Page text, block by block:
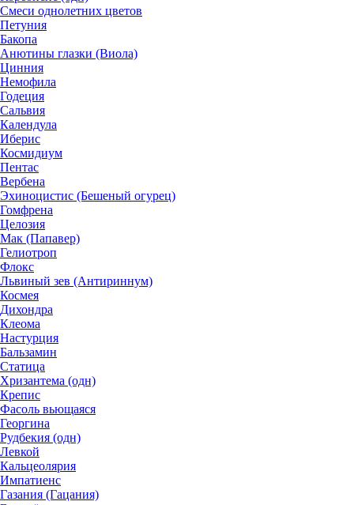
Смеси однолетних цветов
Петуния
Бакопа
Анютины глазки (Виола)
Цинния
Немофила
Годеция
Сальвия
Календула
Иберис
Космидиум
Пентас
Вербена
Эхиноцистис (Бешеный огурец)
Гомфрена
Целозия
Мак (Папавер)
Гелиотроп
Флокс
Львиный зев (Антириннум)
Космея
Дихондра
Клеома
Настурция
Бальзамин
Статица
Хризантема (одн)
Крепис
Фасоль вьющаяся
Георгина
Рудбекия (одн)
Левкой
Кальцеолярия
Импатиенс
Газания (Гацания)